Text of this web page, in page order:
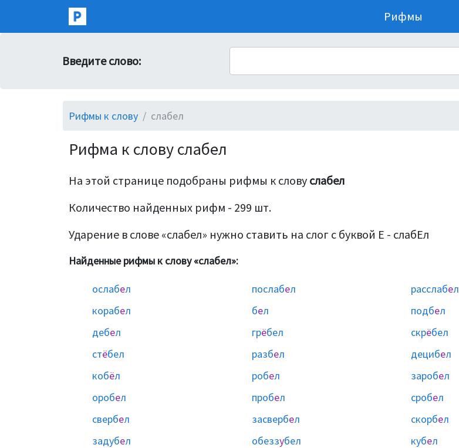
Рифмы
Введите слово:
Рифмы к слову слабел
Рифма к слову слабел
На этой странице подобраны рифмы к слову слабел
Количество найденных рифм - 299 шт.
Ударение в слове «слабел» нужно ставить на слог с буквой Е - слабЕл
Найденные рифмы к слову «слабел»:
ослабел послабел расслабел
корабел бел подбел
дебел грёбел скрёбел
стёбел разбел децибел
кобёл робел заробел
оробел пробел сробел
свербел засвербел скорбел
задубел обеззубел кубел